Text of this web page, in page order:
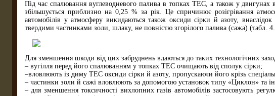
Під час спалювання вуглеводневого палива в топках ТЕС, а також у двигунах
збільшується приблизно на 0,25 % за рік. Це спричинює розігрівання
автомобілів у атмосферу викидаються також оксиди сірки й азоту,
твердими частинками золи, шлаку, не повністю згорілого палива (сажа) (табл.
Для зменшення шкоди від цих забруднень вдаються до таких технологічних
– вугілля перед його спалюванням у топках ТЕС очищають від сполук сірки;
–вловлюють із диму ТЕС оксиди сірки й азоту, пропускаючи його крізь
– частинки золи й сажі вловлюють за допомогою установок типу «Циклон» та
– для зменшення токсичності вихлопних газів автомобілів застосовують